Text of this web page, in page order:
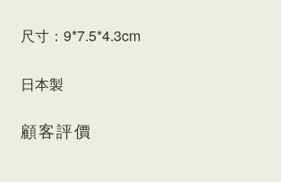
尺寸：9*7.5*4.3cm
日本製
顧客評價